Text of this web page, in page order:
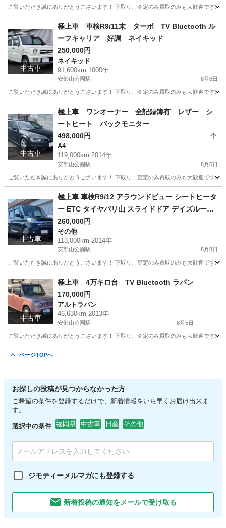
ご覧いただき誠にありがとうございます！ 下取り、査定のみ買取のみも大歓迎です
安部山公園駅 A3 車両
中古車
極上車 車検R9/11末 ターボ TV Bluetooth ル
ーフキャリア 好調 ネイキッド
250,000円
ネイキッド
91,600km 1000年
安部山公園駅 8月8日
ご覧いただき誠にありがとうございます！ 下取り、査定のみ買取のみも大歓迎です
安部山公園駅 ネイキッド 車両
中古車
極上車 ワンオーナー 全記録簿有 レザー シ
ートヒート バックモニター
498,000円
A4
119,000km 2014年
安部山公園駅 8月5日
ご覧いただき誠にありがとうございます！ 下取り、査定のみ買取のみも大歓迎です
安部山公園駅
中古車
極上車 車検R9/12 アラウンドビュー シートヒータ
ー ETC タイヤバリ山 スライドドア デイズルーク
ス
260,000円
その他
113,000km 2014年
安部山公園駅 8月8日
ご覧いただき誠にありがとうございます！ 下取り、査定のみ買取のみも大歓迎で
福岡 北九州市 安部山公園駅
中古車
極上車 4万キロ台 TV Bluetooth ラパン
170,000円
アルトラパン
46,630km 2013年
安部山公園駅 8月5日
ご覧いただき誠にありがとうございます！ 下取り、査定のみ買取のみも大歓迎です
ページTOPへ
お探しの投稿が見つからなかった方
ご希望の条件を登録するだけで、新着情報をいち早くお届け出来ま
す。
選択中の条件 福岡県 中古車 日産 その他
ジモティーメルマガにも登録する
新着投稿の通知をメールで受け取る